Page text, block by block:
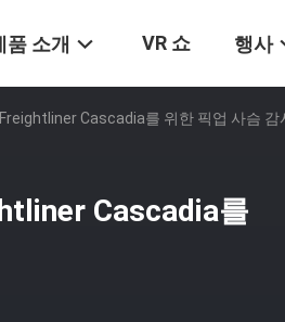
품 소개 VR 쇼 행사
Cascadia를 위한 픽업 사슴 감
Cascadia를